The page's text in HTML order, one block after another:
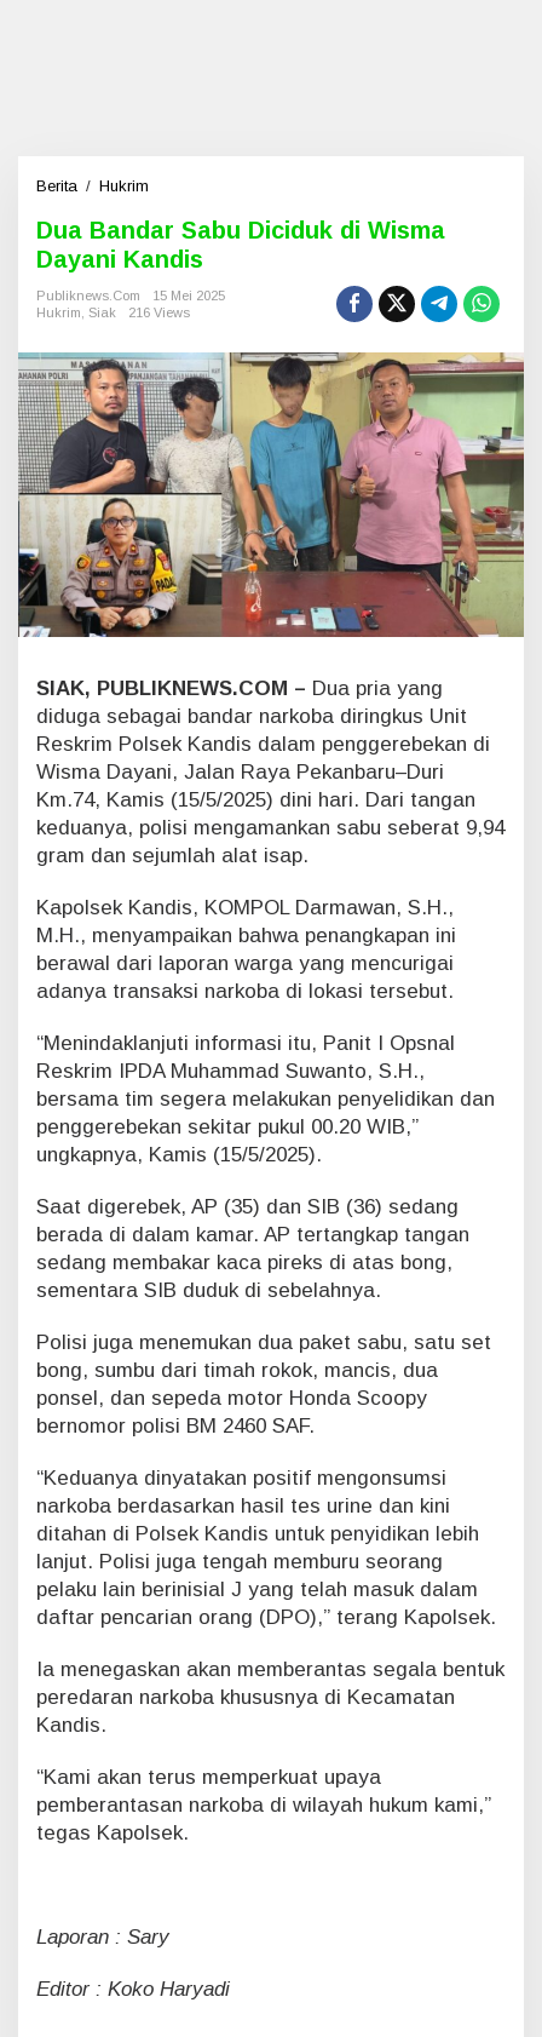
Berita / Hukrim
a
B
n
r
S
a
b
u
D
c
i
d
u
k
W
i
s
a
D
a
y
n
K
a
n
i
s
Dua Bandar Sabu Diciduk di Wisma
Dayani Kandis
Publiknews.com
15 Mei 2025
Hukrim Siak 216 Views
SIAK, PUBLIKNEWS.COM – Dua pria yang
diduga sebagai bandar narkoba diringkus Unit
Reskrim Polsek Kandis dalam penggerebekan di
Wisma Dayani, Jalan Raya Pekanbaru–Duri
Km.74, Kamis (15/5/2025) dini hari. Dari tangan
keduanya, polisi mengamankan sabu seberat 9,94
gram dan sejumlah alat isap.
Kapolsek Kandis, KOMPOL Darmawan, S.H.,
M.H., menyampaikan bahwa penangkapan ini
berawal dari laporan warga yang mencurigai
adanya transaksi narkoba di lokasi tersebut.
“Menindaklanjuti informasi itu, Panit I Opsnal
Reskrim IPDA Muhammad Suwanto, S.H.,
bersama tim segera melakukan penyelidikan dan
penggerebekan sekitar pukul 00.20 WIB,”
ungkapnya, Kamis (15/5/2025).
Saat digerebek, AP (35) dan SIB (36) sedang
berada di dalam kamar. AP tertangkap tangan
sedang membakar kaca pireks di atas bong,
sementara SIB duduk di sebelahnya.
Polisi juga menemukan dua paket sabu, satu set
bong, sumbu dari timah rokok, mancis, dua
ponsel, dan sepeda motor Honda Scoopy
bernomor polisi BM 2460 SAF.
“Keduanya dinyatakan positif mengonsumsi
narkoba berdasarkan hasil tes urine dan kini
ditahan di Polsek Kandis untuk penyidikan lebih
lanjut. Polisi juga tengah memburu seorang
pelaku lain berinisial J yang telah masuk dalam
daftar pencarian orang (DPO),” terang Kapolsek.
Ia menegaskan akan memberantas segala bentuk
peredaran narkoba khususnya di Kecamatan
Kandis.
“Kami akan terus memperkuat upaya
pemberantasan narkoba di wilayah hukum kami,”
tegas Kapolsek.
Laporan : Sary
Editor : Koko Haryadi